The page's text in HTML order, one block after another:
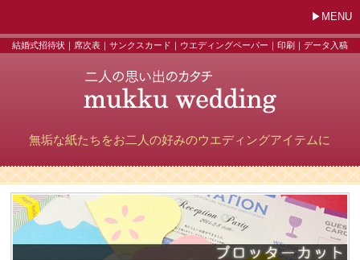
MENU
結婚式招待状｜席次表｜サンクスカード｜ウエディングペーパー｜印刷｜データ入稿
無垢な紙たちをお二人の好みのウエディングアイテムに